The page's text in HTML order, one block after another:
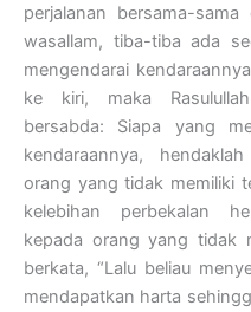
perjalanan bersama-sama
wasallam, tiba-tiba ada
mengendarai
ke kiri, maka
bersabda: Siapa yang
kendaraannya,
orang yang tidak memiliki
kelebihan perbekalan
kepada orang yang tidak
berkata, “Lalu beliau
mendapatkan harta